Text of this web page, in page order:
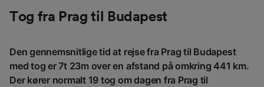
Tog fra Prag til Budapest
Den gennemsnitlige tid at rejse fra Prag til Budapest
med tog er 7t 23m over en afstand på omkring 441 km.
Der kører normalt 19 tog om dagen fra Prag til
enhedskarakteristika til identifikation.
annoncerings- og indholdsmåling,
målgruppeundersøgelser og udvikling af
tjenester.